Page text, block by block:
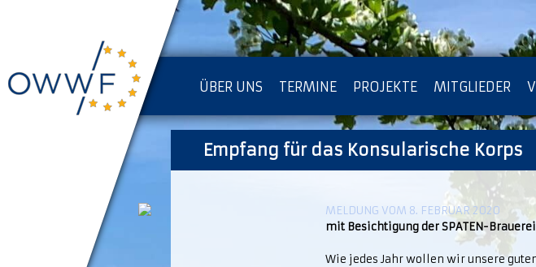
ÜBER UNS TERMINE PROJEKTE MITGLIEDER
IMPRESSUM [KOPIE] DATENSCHUTZ ARCHIV
Empfang für das Konsularische Korps
MELDUNG VOM 8. FEBRUAR 2020
mit Besichtigung der SPATEN-Brauerei
Wie jedes Jahr wollen wir unsere